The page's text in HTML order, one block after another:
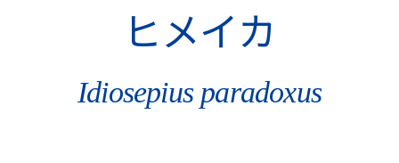
ヒメイカ
Idiosepius paradoxus